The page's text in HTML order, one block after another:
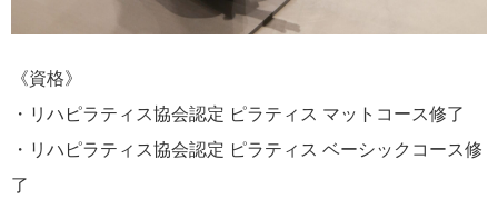
《資格》
・リハピラティス協会認定 ピラティス マットコース修了
・リハピラティス協会認定 ピラティス ベーシックコース修
了